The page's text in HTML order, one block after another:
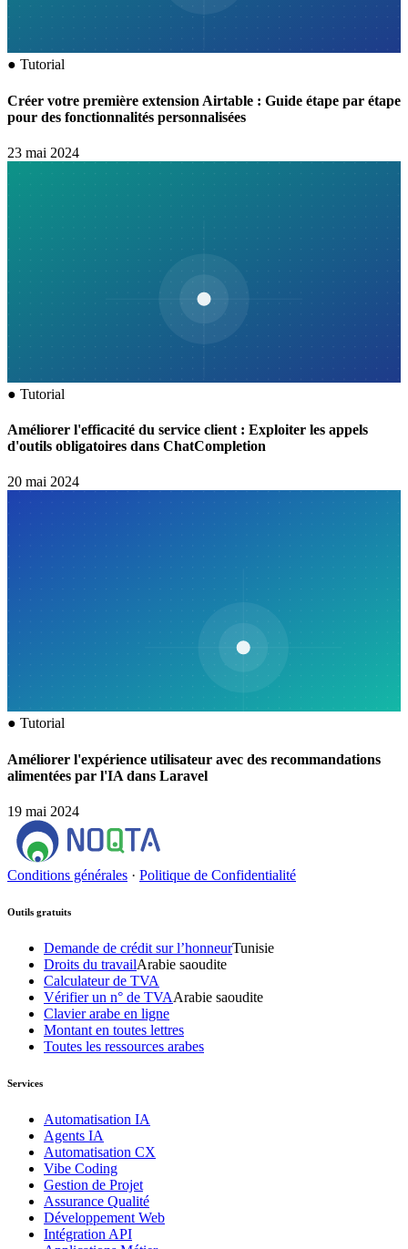
● Tutorial
Créer votre première extension Airtable : Guide étape par étape
pour des fonctionnalités personnalisées
23 mai 2024
● Tutorial
Améliorer l'efficacité du service client : Exploiter les appels
d'outils obligatoires dans ChatCompletion
20 mai 2024
● Tutorial
Améliorer l'expérience utilisateur avec des recommandations
alimentées par l'IA dans Laravel
19 mai 2024
Conditions générales · Politique de Confidentialité
Outils gratuits
Demande de crédit sur l’honneurTunisie
Droits du travailArabie saoudite
Calculateur de TVA
Vérifier un n° de TVAArabie saoudite
Clavier arabe en ligne
Montant en toutes lettres
Toutes les ressources arabes
Services
Automatisation IA
Agents IA
Automatisation CX
Vibe Coding
Gestion de Projet
Assurance Qualité
Développement Web
Intégration API